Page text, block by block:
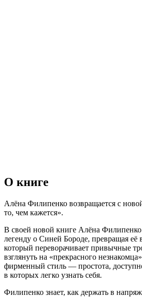
О книге
Алёна Филипенко возвращается с
то, чем кажется».
В своей новой книге Алёна
легенду о Синей Бороде, превращая
который переворачивает привычные
взглянуть на «прекрасного
фирменный стиль — простота,
в которых легко узнать себя.
Филипенко знает, как держать в